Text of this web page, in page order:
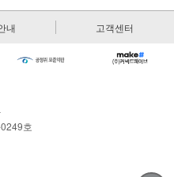
내 고객센터
호